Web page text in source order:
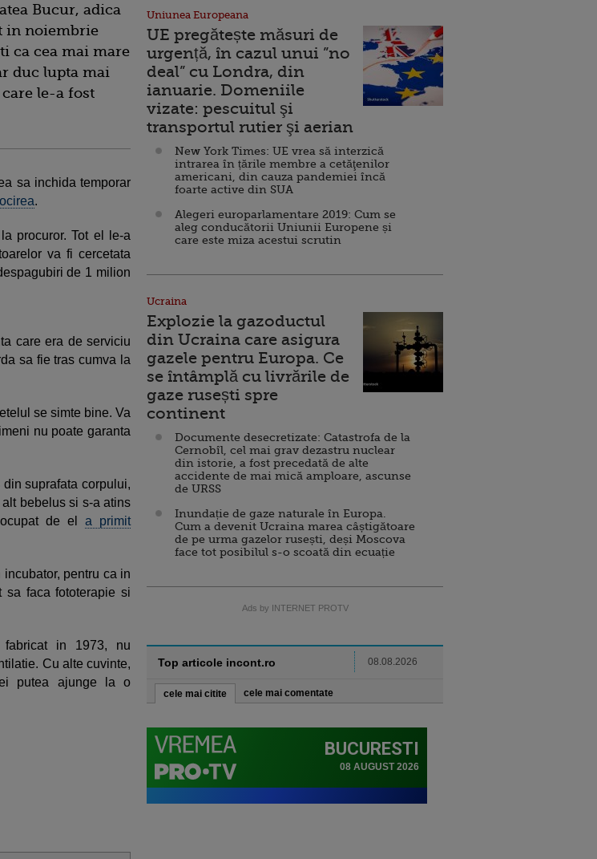
Bucur, adica
in noiembrie
ca cea mai mare
duc lupta mai
le-a fost
sa inchida temporar
.
procuror. Tot el le-a
va fi cercetata
de 1 milion
care era de serviciu
sa fie tras cumva la
se simte bine. Va
nu poate garanta
suprafata corpului,
bebelus si s-a atins
de el a primit
pentru ca in
sa faca fototerapie si
fabricat in 1973, nu
Cu alte cuvinte,
putea ajunge la o
Uniunea Europeana
UE pregătește măsuri de
urgență, în cazul unui ”no
deal” cu Londra, din
ianuarie. Domeniile
vizate: pescuitul şi
transportul rutier şi aerian
New York Times: UE vrea să interzică
intrarea în țările membre a cetăţenilor
americani, din cauza pandemiei încă
foarte active din SUA
Alegeri europarlamentare 2019: Cum se
aleg conducătorii Uniunii Europene și
care este miza acestui scrutin
Ucraina
Explozie la gazoductul
din Ucraina care asigura
gazele pentru Europa. Ce
se întâmplă cu livrările de
gaze rusești spre
continent
Documente desecretizate: Catastrofa de la
Cernobîl, cel mai grav dezastru nuclear
din istorie, a fost precedată de alte
accidente de mai mică amploare, ascunse
de URSS
Inundație de gaze naturale în Europa.
Cum a devenit Ucraina marea câștigătoare
de pe urma gazelor rusești, deși Moscova
face tot posibilul s-o scoată din ecuație
Ads by INTERNET PROTV
Top articole incont.ro 08.08.2026
cele mai citite cele mai comentate